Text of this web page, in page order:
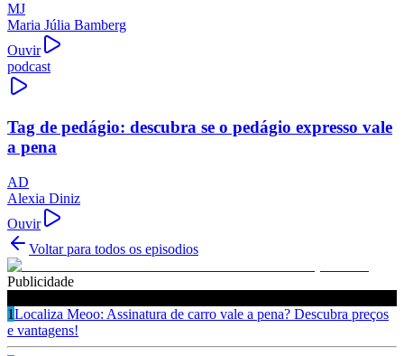
MJ
Maria Júlia Bamberg
Ouvir
podcast
Tag de pedágio: descubra se o pedágio expresso vale
a pena
AD
Alexia Diniz
Ouvir
Voltar para todos os episodios
Publicidade
1Localiza Meoo: Assinatura de carro vale a pena? Descubra preços
e vantagens!